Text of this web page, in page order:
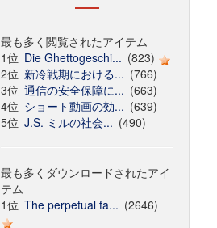
最も多く閲覧されたアイテム
1位 Die Ghettogeschi... (823)
2位 新冷戦期における... (766)
3位 通信の安全保障に... (663)
4位 ショート動画の効... (639)
5位 J.S. ミルの社会... (490)
最も多くダウンロードされたアイ
テム
1位 The perpetual fa... (2646)